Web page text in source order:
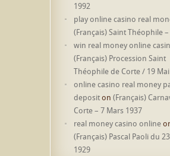
1992
play online casino real
(Français) Saint Théophile
win real money online
(Français) Procession Saint
Théophile de Corte / 19
online casino real money
depositon (Français)
Corte – 7 Mars 1937
real money casino online
(Français) Pascal Paoli du
1929